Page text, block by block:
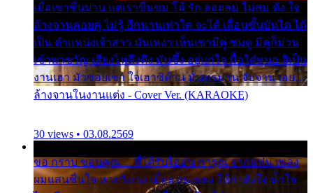
เมื่อเขาชื่นบาน แต่เราขื่นขม โอ้ รัก ลอยลม ไม่สม ดัง ใจ
ล้างจานคอยคู่ ไม่รู้ อีกนานเท่าใด จะได้ เลื่อนขั้นบันได ได้
เป็น ตำแหน่งเจ้าสาว มันเหงา เห็นเขามีคู่ ซมดู มีคู่ก็ม่วน
เข้าพาขวัญ เสียงโห่ตึงตึง มันซึ้ง อยู่แก่ใจ มื้อใด๋หนอ สิเป็น
งานเฮา มัวซอยเขา ใจเฮาซิด้าน มันทรมาน จับจาน เอย…
ล้างจานในงานแต่ง - Cover Ver. (KARAOKE)
30 views • 03.08.2569
ขอ กราบ ขอบคุณ.... ที่ได้รับไออุ่น การุณ จากแฟน เพลง
ผมแสนชื่นใจ หายวังเวง เมื่อแฟนเพลง ให้กำลังใจ น้ำใจ